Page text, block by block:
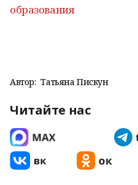
образования
Автор: Татьяна Пискун
Читайте нас